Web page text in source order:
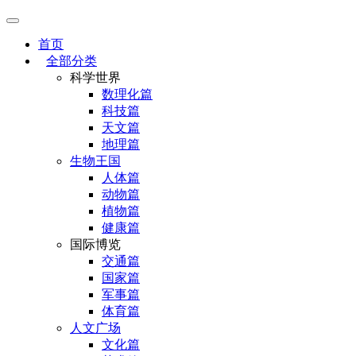
首页
全部分类
科学世界
数理化篇
科技篇
天文篇
地理篇
生物王国
人体篇
动物篇
植物篇
健康篇
国际博览
交通篇
国家篇
军事篇
体育篇
人文广场
文化篇